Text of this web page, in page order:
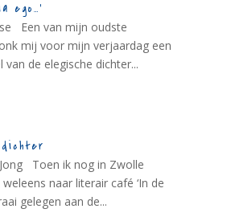
ego…’
Een van mijn oudste
mij voor mijn verjaardag een
van de elegische dichter...
Toen ik nog in Zwolle
naar literair café ‘In de
gelegen aan de...